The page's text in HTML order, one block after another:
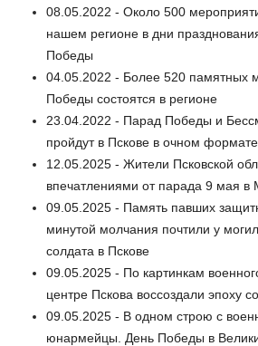
08.05.2022 - Около 500
нашем регионе в дни
Победы
04.05.2022 - Более 520 памятных
Победы состоятся в регионе
23.04.2022 - Парад Победы и
пройдут в Пскове в очном формате
12.05.2025 - Жители Псковской
впечатлениями от парада 9 мая в
09.05.2025 - Память павших
минутой молчания почтили у
солдата в Пскове
09.05.2025 - По картинкам
центре Пскова воссоздали эпоху
09.05.2025 - В одном строю с
юнармейцы. День Победы в